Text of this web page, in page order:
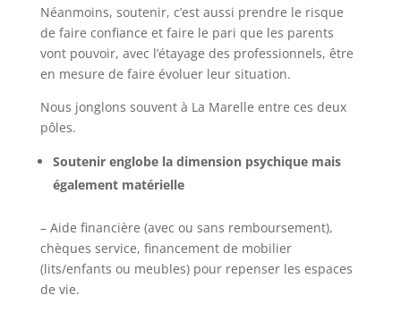
Néanmoins, soutenir, c’est aussi prendre le risque
de faire confiance et faire le pari que les parents
vont pouvoir, avec l’étayage des professionnels, être
en mesure de faire évoluer leur situation.
Nous jonglons souvent à La Marelle entre ces deux
pôles.
Soutenir englobe la dimension psychique mais
également matérielle
– Aide financière (avec ou sans remboursement),
chèques service, financement de mobilier
(lits/enfants ou meubles) pour repenser les espaces
de vie.